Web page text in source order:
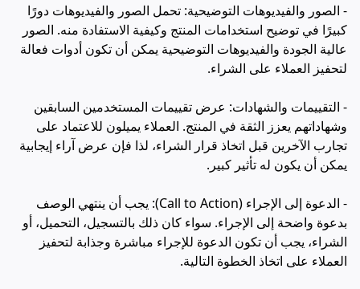
- الصور والفيديوهات التوضيحية: تحمل الصور والفيديوهات دورًا
كبيرًا في توضيح استخدامات المنتج وكيفية الاستفادة منه. الصور
عالية الجودة والفيديوهات التوضيحية يمكن أن تكون أدوات فعالة
لتحفيز العملاء على الشراء.
- التقييمات والشهادات: عرض تقييمات المستخدمين السابقين
وشهاداتهم يعزز الثقة في المنتج. العملاء يميلون للاعتماد على
تجارب الآخرين قبل اتخاذ قرار الشراء، لذا فإن عرض آراء إيجابية
يمكن أن يكون له تأثير كبير.
- الدعوة إلى الإجراء (Call to Action): يجب أن ينتهي الوصف
بدعوة واضحة إلى الإجراء. سواء كان ذلك بالتسجيل، التحميل، أو
الشراء، يجب أن تكون الدعوة للإجراء مباشرة وجذابة لتحفيز
العملاء على اتخاذ الخطوة التالية.